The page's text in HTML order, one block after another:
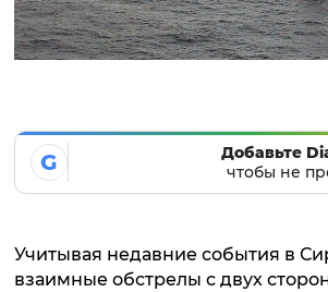
G
Добавьте
чтобы не
Учитывая недавние события в
взаимные обстрелы с двух